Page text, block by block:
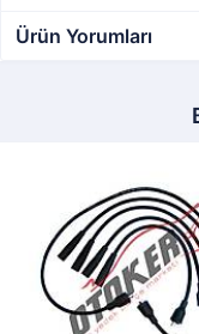
Ürün Yorumları